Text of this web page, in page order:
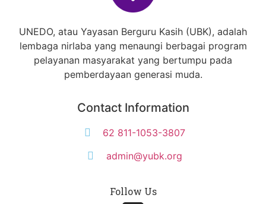
UNEDO, atau Yayasan Berguru Kasih (UBK), adalah
lembaga nirlaba yang menaungi berbagai program
pelayanan masyarakat yang bertumpu pada
pemberdayaan generasi muda.
Contact Information
62 811-1053-3807
admin@yubk.org
Follow Us